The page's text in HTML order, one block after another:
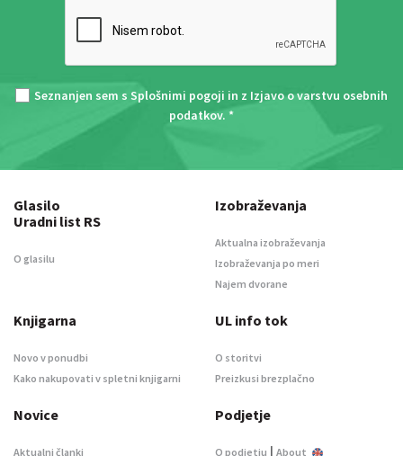
Seznanjen sem s Splošnimi pogoji in z Izjavo o varstvu osebnih
podatkov. *
Glasilo
Uradni list RS
O glasilu
Izobraževanja
Aktualna izobraževanja
Izobraževanja po meri
Najem dvorane
Knjigarna
Novo v ponudbi
Kako nakupovati v spletni knjigarni
UL info tok
O storitvi
Preizkusi brezplačno
Novice
Aktualni članki
Podjetje
O podjetju | About